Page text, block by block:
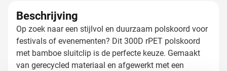
Beschrijving
Op zoek naar een stijlvol en duurzaam polskoord voor
festivals of evenementen? Dit 300D rPET polskoord
met bamboe sluitclip is de perfecte keuze. Gemaakt
van gerecycled materiaal en afgewerkt met een